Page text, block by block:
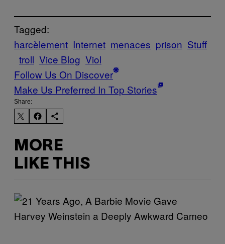
Tagged:
harcèlement Internet menaces prison Stuff
troll Vice Blog Viol
Follow Us On Discover
Make Us Preferred In Top Stories
Share:
MORE
LIKE THIS